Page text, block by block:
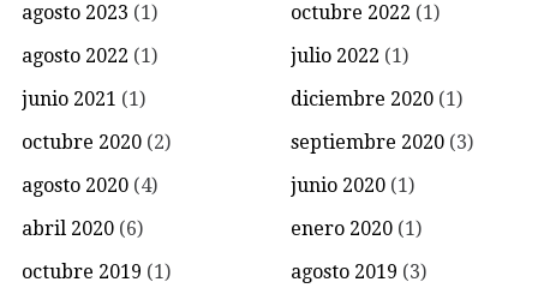
agosto 2023 (1) octubre 2022 (1)
agosto 2022 (1) julio 2022 (1)
junio 2021 (1) diciembre 2020 (1)
octubre 2020 (2) septiembre 2020 (3)
agosto 2020 (4) junio 2020 (1)
abril 2020 (6) enero 2020 (1)
octubre 2019 (1) agosto 2019 (3)